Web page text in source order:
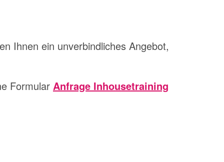
Ihnen ein unverbindliches Angebot,
Formular Anfrage Inhousetraining